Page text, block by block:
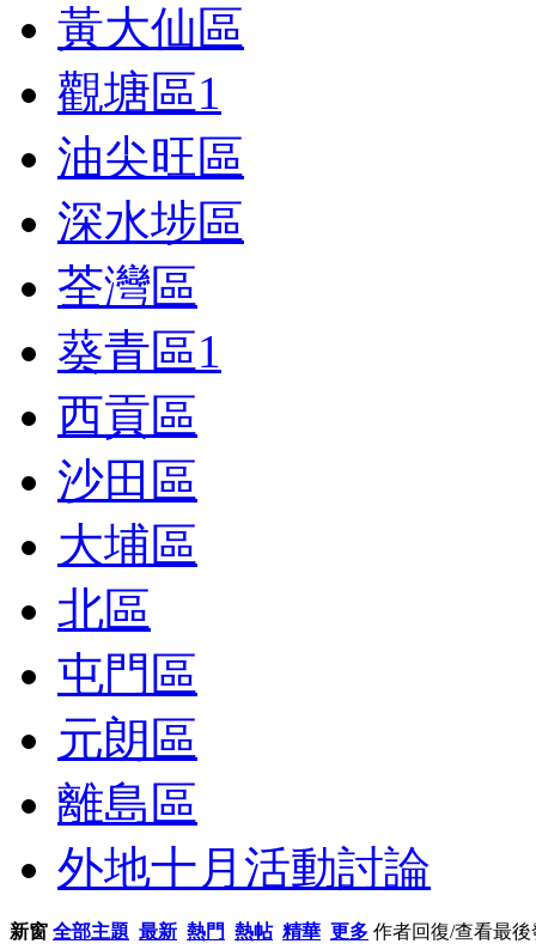
黃大仙區
觀塘區1
油尖旺區
深水埗區
荃灣區
葵青區1
西貢區
沙田區
大埔區
北區
屯門區
元朗區
離島區
外地十月活動討論
新窗 全部主題 最新 熱門 熱帖 精華 更多 作者回復/查看最後